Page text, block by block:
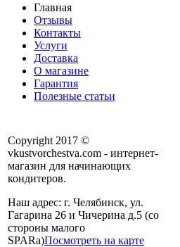
Главная
Отзывы
Контакты
Услуги
Доставка
О магазине
Гарантия
Полезные статьи
Copyright 2017 ©
vkustvorchestva.com - интернет-
магазин для начинающих
кондитеров.
Наш адрес: г. Челябинск, ул.
Гагарина 26 и Чичерина д.5 (со
стороны малого
SPARa)Посмотреть на карте